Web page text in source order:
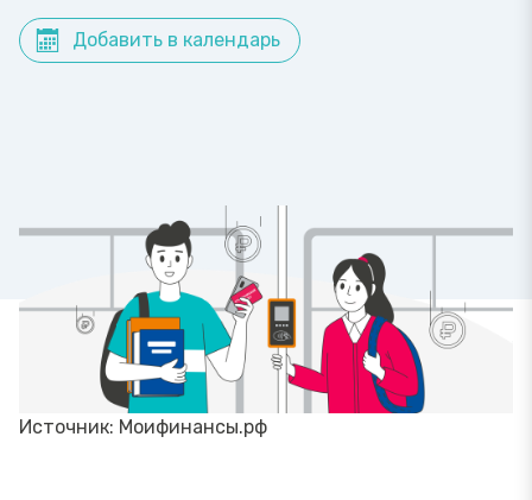
Добавить в календарь
Источник: Моифинансы.рф